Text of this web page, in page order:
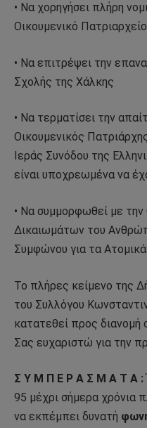
• Να χορηγήσει πλήρη
Οικουμενικό Πατριαρχείο
• Να επιτρέψει την
Σχολής της Χάλκης
• Να τερματίσει την
Οικουμενικός
Ιεράς Συνόδου της
είναι υποχρεωμένα να
• Να συμμορφωθεί με την
Δικαιωμάτων του
Συμφώνου για τα
Το πλήρες κείμενο της
του Συλλόγου
κατατεθεί προς διανομή
Σας ευχαριστώ για την
Σ Υ Μ Π Ε Ρ Α Σ Μ Α Τ Α :
95 μέχρι σήμερα χρόνια
να εκπέμπει δυνατή